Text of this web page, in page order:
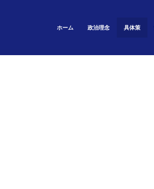
ホーム 政治理念 具体策